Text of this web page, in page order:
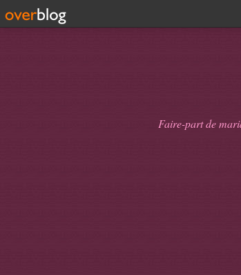
Faire-part de